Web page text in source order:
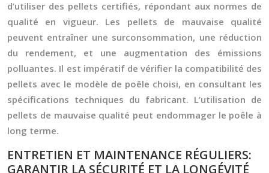
d’utiliser des pellets certifiés, répondant aux normes de
qualité en vigueur. Les pellets de mauvaise qualité
peuvent entraîner une surconsommation, une réduction
du rendement, et une augmentation des émissions
polluantes. Il est impératif de vérifier la compatibilité des
pellets avec le modèle de poêle choisi, en consultant les
spécifications techniques du fabricant. L’utilisation de
pellets de mauvaise qualité peut endommager le poêle à
long terme.
ENTRETIEN ET MAINTENANCE RÉGULIERS:
GARANTIR LA SÉCURITÉ ET LA LONGÉVITÉ